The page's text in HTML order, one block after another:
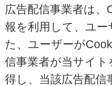
広告配信事業者は
報を利用して、ユ
た、ユーザーが
信事業者が当サイ
得し、当該広告配信